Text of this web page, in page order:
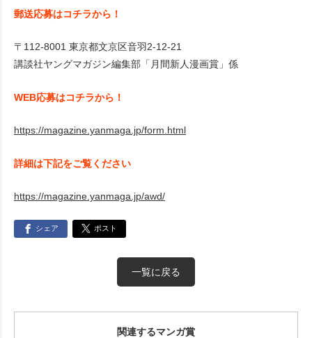
郵送応募はコチラから！
〒112-8001 東京都文京区音羽2-12-21
講談社ヤングマガジン編集部「月間新人漫画賞」係
WEB応募はコチラから！
https://magazine.yanmaga.jp/form.html
詳細は下記をご覧ください
https://magazine.yanmaga.jp/awd/
シェア ポスト
一覧に戻る
関連するマンガ賞